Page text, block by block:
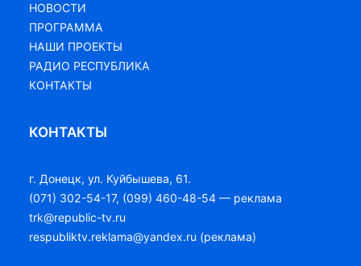
НОВОСТИ
ПРОГРАММА
НАШИ ПРОЕКТЫ
РАДИО РЕСПУБЛИКА
КОНТАКТЫ
КОНТАКТЫ
г. Донецк, ул. Куйбышева, 61.
(071) 302-54-17, (099) 460-48-54 — реклама
trk@republic-tv.ru
respubliktv.reklama@yandex.ru (реклама)